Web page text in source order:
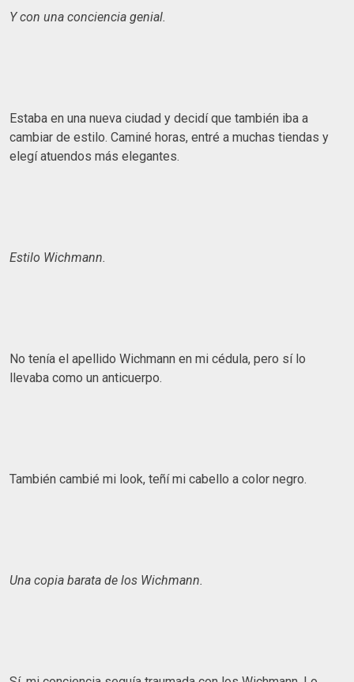
Y con una conciencia genial.
Estaba en una nueva ciudad y decidí que también iba a
cambiar de estilo. Caminé horas, entré a muchas tiendas y
elegí atuendos más elegantes.
Estilo Wichmann.
No tenía el apellido Wichmann en mi cédula, pero sí lo
llevaba como un anticuerpo.
También cambié mi look, teñí mi cabello a color negro.
Una copia barata de los Wichmann.